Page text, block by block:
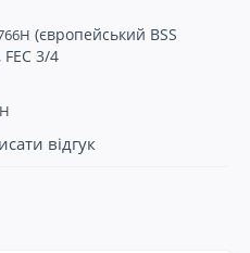
(європейський BSS
FEC 3/4
відгук